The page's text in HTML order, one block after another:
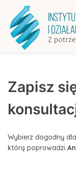
Zapisz
Wybierz dogodny
którą poprowadzi